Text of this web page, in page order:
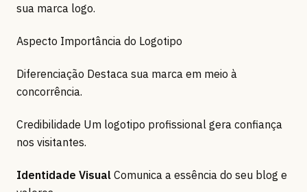
sua marca logo.
Aspecto Importância do Logotipo
Diferenciação Destaca sua marca em meio à
concorrência.
Credibilidade Um logotipo profissional gera confiança
nos visitantes.
Identidade Visual Comunica a essência do seu blog e